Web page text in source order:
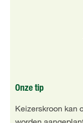
Onze tip
Keizerskroon kan